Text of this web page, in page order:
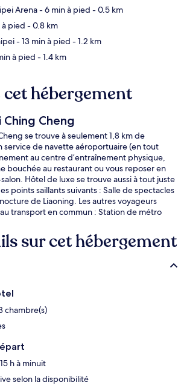
Arena- 6 min à pied - 0.5 km
pied - 0.8 km
- 13 min à pied - 1.2 km
à pied - 1.4 km
hébergement
Ching Cheng
se trouve à seulement 1,8 km de
service de navette aéroportuaire (en tout
au centre d’entraînement physique,
bouchée au restaurant ou vous reposer en
Hôtel de luxe se trouve aussi à tout juste
points saillants suivants : Salle de spectacles
de Liaoning. Les autres voyageurs
transport en commun : Station de métro
10 minutes à pied.
sur cet hébergement
chambre(s)
h à minuit
selon la disponibilité